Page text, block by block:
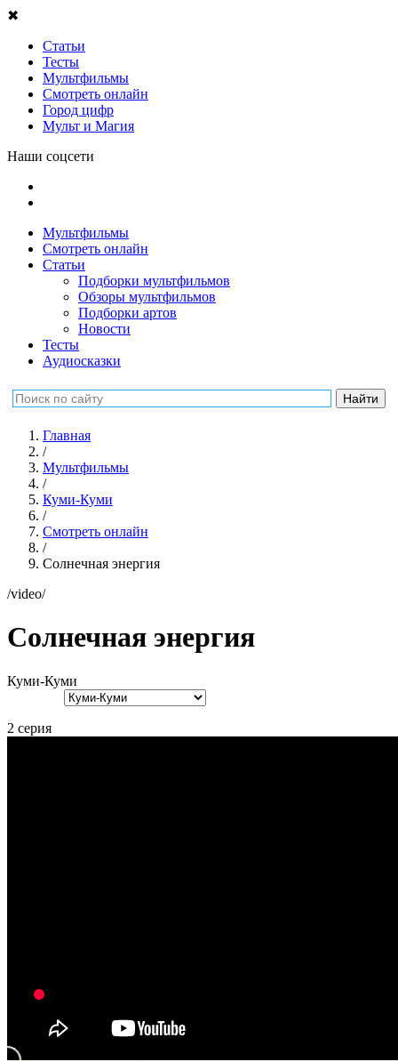
✖
Статьи
Тесты
Мультфильмы
Смотреть онлайн
Город цифр
Мульт и Магия
Наши соцсети
Мультфильмы
Смотреть онлайн
Статьи
Подборки мультфильмов
Обзоры мультфильмов
Подборки артов
Новости
Тесты
Аудиосказки
Главная
/
Мультфильмы
/
Куми-Куми
/
Смотреть онлайн
/
Солнечная энергия
/video/
Солнечная энергия
Куми-Куми
2 серия